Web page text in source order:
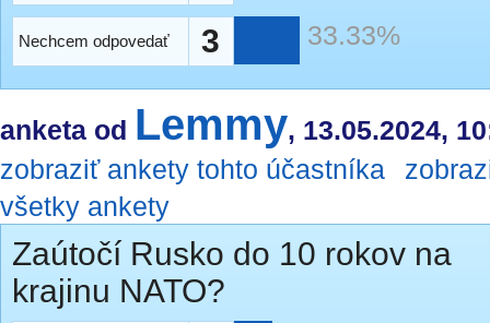
Nechcem odpovedať 3 33.33%
anketa od Lemmy, 13.05.2024,
zobraziť ankety tohto účastníka
všetky ankety
Zaútočí Rusko do 10 rokov na
krajinu NATO?